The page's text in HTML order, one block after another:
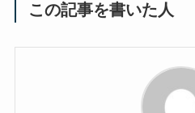
この記事を書いた人